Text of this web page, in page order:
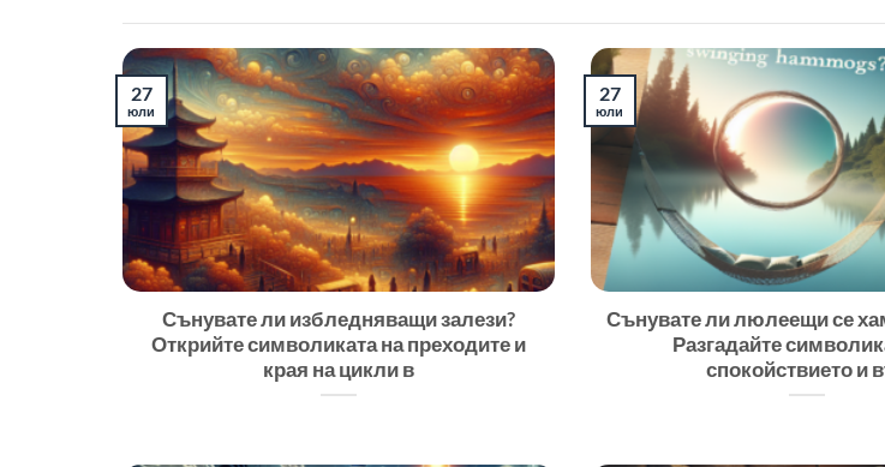
Сънувате ли избледняващи залези?
Открийте символиката на преходите и
края на цикли в
27
юли
Сънувате ли люлеещи се
Разгадайте
спокойствието и
27
юли